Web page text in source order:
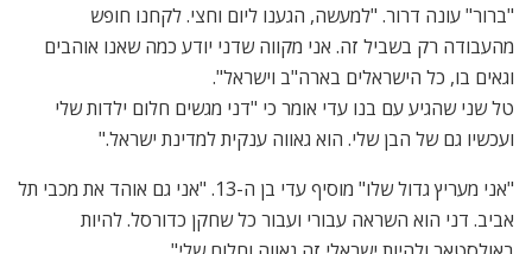
"ברור" עונה דרור. "למעשה, הגענו ליום וחצי. לקחנו חופש
מהעבודה רק בשביל זה. אני מקווה שדני יודע כמה שאנו אוהבים
וגאים בו, כל הישראלים בארה"ב וישראל".
טל שני שהגיע עם בנו עדי אומר כי "דני מגשים חלום ילדות שלי
ועכשיו גם של הבן שלי. הוא גאווה ענקית למדינת ישראל."
"אני מעריץ גדול שלו" מוסיף עדי בן ה-13. "אני גם אוהד את מכבי תל
אביב. דני הוא השראה עבורי ועבור כל שחקן כדורסל. להיות